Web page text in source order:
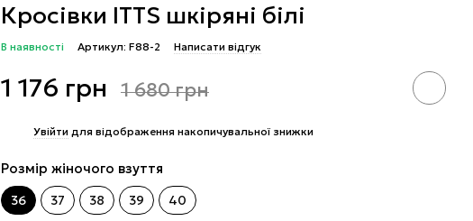
Кросівки ITTS шкіряні білі
В наявності Артикул: F88-2 Написати відгук
1 176 грн 1 680 грн
Увійти для відображення накопичувальної знижки
Розмір жіночого взуття
36 37 38 39 40